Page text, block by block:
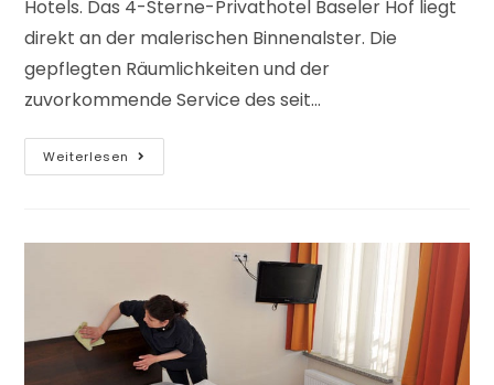
Hotels. Das 4-Sterne-Privathotel Baseler Hof liegt
direkt an der malerischen Binnenalster. Die
gepflegten Räumlichkeiten und der
zuvorkommende Service des seit…
Weiterlesen